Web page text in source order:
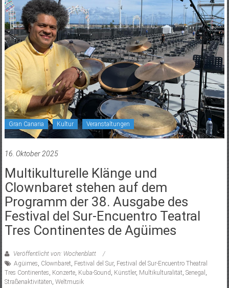
Gran Canaria Kultur Veranstaltungen
16. Oktober 2025
Multikulturelle Klänge und
Clownbaret stehen auf dem
Programm der 38. Ausgabe des
Festival del Sur-Encuentro Teatral
Tres Continentes de Agüimes
Veröffentlicht von: Wochenblatt
Agüimes, Clownbaret, Festival del Sur, Festival del Sur-Encuentro Theatral
Tres Continentes, Konzerte, Kuba-Sound , Künstler, Multikulturalität, Senegal ,
Straßenaktivitäten, Weltmusik